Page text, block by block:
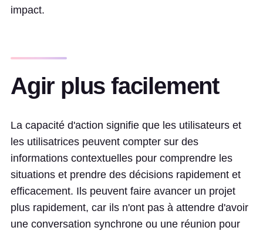
impact.
Agir plus facilement
La capacité d'action signifie que les utilisateurs et
les utilisatrices peuvent compter sur des
informations contextuelles pour comprendre les
situations et prendre des décisions rapidement et
efficacement. Ils peuvent faire avancer un projet
plus rapidement, car ils n'ont pas à attendre d'avoir
une conversation synchrone ou une réunion pour